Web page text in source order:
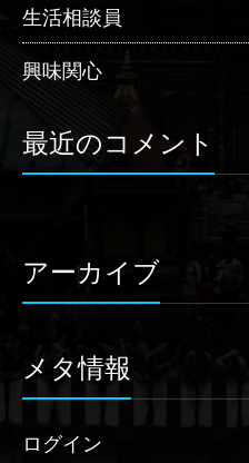
生活相談員
興味関心
最近のコメント
アーカイブ
メタ情報
ログイン